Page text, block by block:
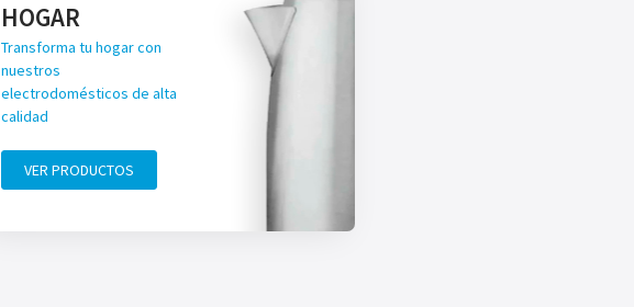
HOGAR
Transforma tu hogar con
nuestros
electrodomésticos de alta
calidad
VER PRODUCTOS